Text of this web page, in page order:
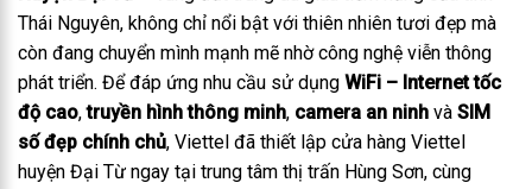
Thái Nguyên, không chỉ nổi bật với thiên nhiên tươi đẹp mà
còn đang chuyển mình mạnh mẽ nhờ công nghệ viễn thông
phát triển. Để đáp ứng nhu cầu sử dụng WiFi – Internet tốc
độ cao,truyền hình thông minh, camera an ninh và SIM
số đẹp chính chủ, Viettel đã thiết lập cửa hàng Viettel
huyện Đại Từ ngay tại trung tâm thị trấn Hùng Sơn, cùng